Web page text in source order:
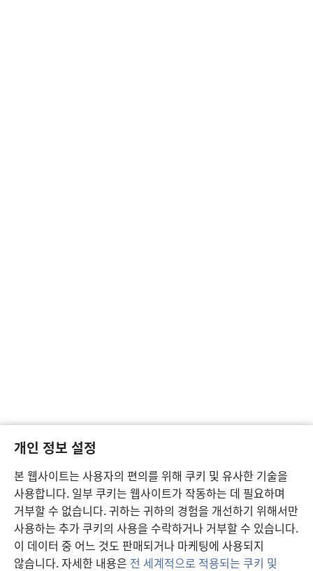
개인 정보 설정
본 웹사이트는 사용자의 편의를 위해 쿠키 및 유사한 기술을
사용합니다. 일부 쿠키는 웹사이트가 작동하는 데 필요하며
거부할 수 없습니다. 귀하는 귀하의 경험을 개선하기 위해서만
사용하는 추가 쿠키의 사용을 수락하거나 거부할 수 있습니다.
이 데이터 중 어느 것도 판매되거나 마케팅에 사용되지
않습니다. 자세한 내용은 전 세계적으로 적용되는 쿠키 및